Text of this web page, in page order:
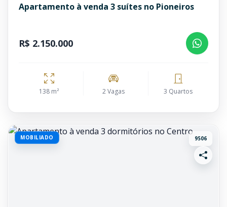
Apartamento à venda 3 suítes no Pioneiros
R$ 2.150.000
138 m² 2 Vagas 3 Quartos
MOBILIADO 9506